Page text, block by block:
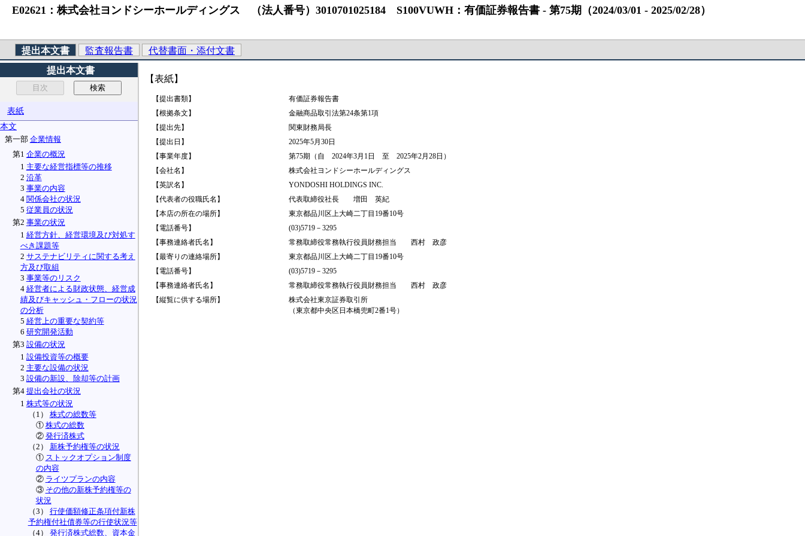
E02621：株式会社ヨンドシーホールディングス （法人番号）3010701025184 S100VUWH：有価証券報告書 ‐ 第75期（2024/03/01 ‐ 2025/02/28）
提出本文書 監査報告書
代替書面・添付文書
提出本文書